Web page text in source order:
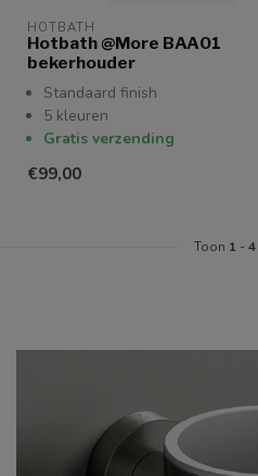
HOTBATH
Hotbath @More BAA01
bekerhouder
Standaard finish
5 kleuren
Gratis verzending
€99,00
Toon 1 - 4